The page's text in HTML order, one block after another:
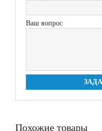
Ваш вопрос
Похожие товары